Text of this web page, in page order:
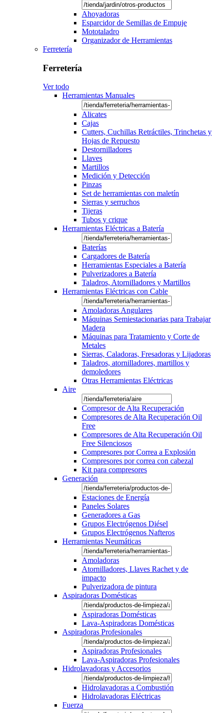
Ahoyadoras
Esparcidor de Semillas de Empuje
Mototaladro
Organizador de Herramientas
Ferretería
Ferretería
Ver todo
Herramientas Manuales
Alicates
Cajas
Cutters, Cuchillas Retráctiles, Trinchetas y
Hojas de Repuesto
Destornilladores
Llaves
Martillos
Medición y Detección
Pinzas
Set de herramientas con maletín
Sierras y serruchos
Tijeras
Tubos y crique
Herramientas Eléctricas a Batería
Baterías
Cargadores de Batería
Herramientas Especiales a Batería
Pulverizadores a Batería
Taladros, Atornilladores y Martillos
Herramientas Eléctricas con Cable
Amoladoras Angulares
Máquinas Semiestacionarias para Trabajar
Madera
Máquinas para Tratamiento y Corte de
Metales
Sierras, Caladoras, Fresadoras y Lijadoras
Taladros, atornilladores, martillos y
demoledores
Otras Herramientas Eléctricas
Aire
Compresor de Alta Recuperación
Compresores de Alta Recuperación Oil
Free
Compresores de Alta Recuperación Oil
Free Silenciosos
Compresores por Correa a Explosión
Compresores por correa con cabezal
Kit para compresores
Generación
Estaciones de Energía
Paneles Solares
Generadores a Gas
Grupos Electrógenos Diésel
Grupos Electrógenos Nafteros
Herramientas Neumáticas
Amoladoras
Atornilladores, Llaves Rachet y de
impacto
Pulverizadora de pintura
Aspiradoras Domésticas
Aspiradoras Domésticas
Lava-Aspiradoras Domésticas
Aspiradoras Profesionales
Aspiradoras Profesionales
Lava-Aspiradoras Profesionales
Hidrolavadoras y Accesorios
Hidrolavadoras a Combustión
Hidrolavadoras Eléctricas
Fuerza